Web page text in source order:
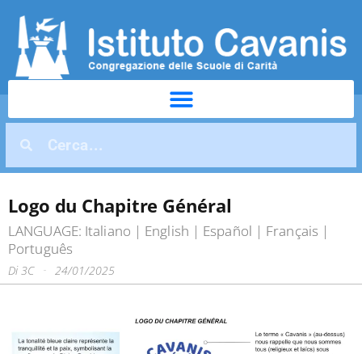
Logo du Chapitre Général
LANGUAGE: Italiano | English | Español | Français |
Português
Di 3C 24/01/2025